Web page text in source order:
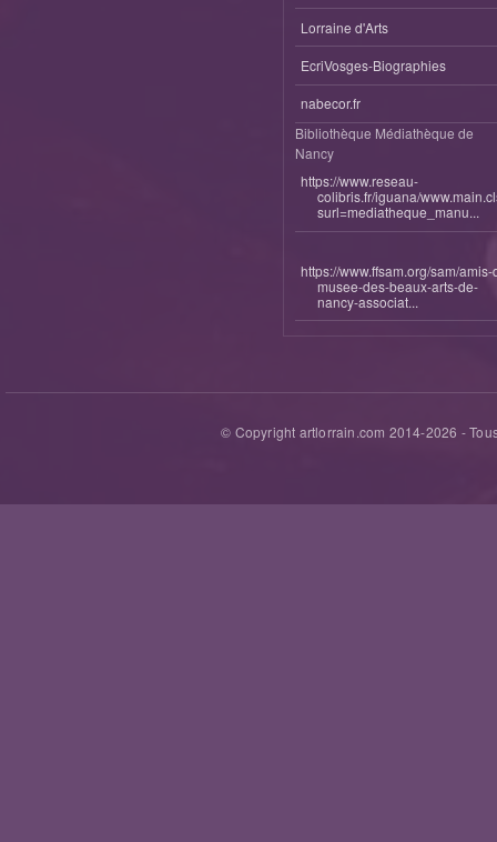
Lorraine d'Arts
EcriVosges-Biographies
nabecor.fr
Bibliothèque Médiathèque de
Nancy
https://www.reseau-
colibris.fr/iguana/
surl=mediatheque_manu...
https://www.ffsam.org/sam/amis-
musee-des-beaux-arts-de-
nancy-associat...
© Copyright artlorrain.com 2014-2026 -